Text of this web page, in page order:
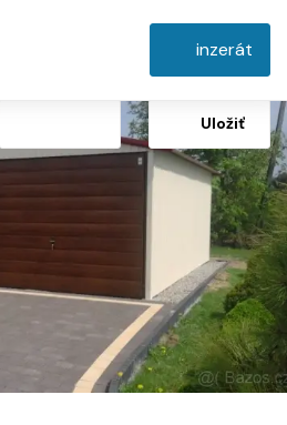
inzerát
Uložiť